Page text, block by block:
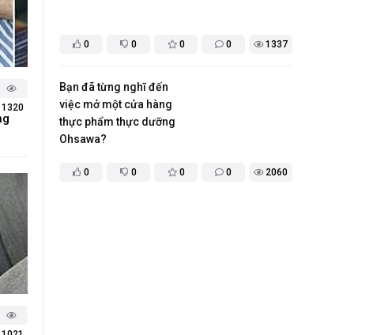
1320
0 0 0 0 1337
0 0 0 0 2060
​Bạn đã từng nghĩ đến
việc mở một cửa hàng
thực phẩm thực dưỡng
Ohsawa?